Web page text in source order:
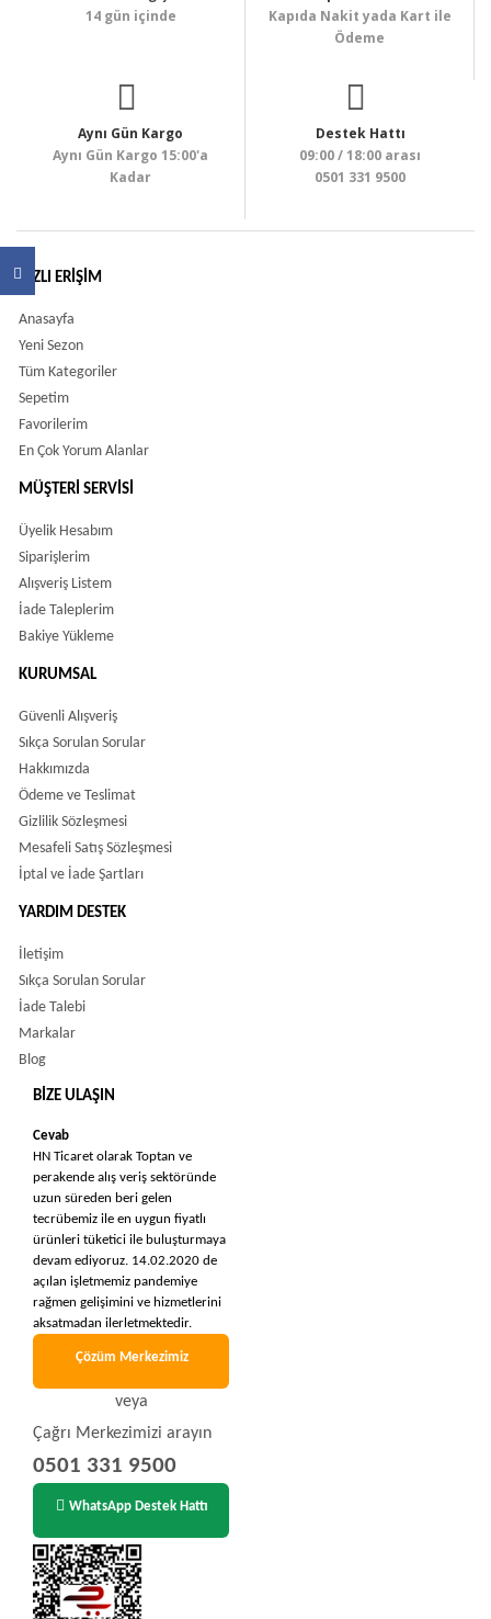
14 gün içinde
Kapıda Nakit yada Kart ile
Ödeme
Aynı Gün Kargo
Aynı Gün Kargo 15:00'a
Kadar
Destek Hattı
09:00 / 18:00 arası
0501 331 9500
HIZLI ERIŞIM
Anasayfa
Yeni Sezon
Tüm Kategoriler
Sepetim
Favorilerim
En Çok Yorum Alanlar
MÜŞTERI SERVISI
Üyelik Hesabım
Siparişlerim
Alışveriş Listem
İade Taleplerim
Bakiye Yükleme
KURUMSAL
Güvenli Alışveriş
Sıkça Sorulan Sorular
Hakkımızda
Ödeme ve Teslimat
Gizlilik Sözleşmesi
Mesafeli Satış Sözleşmesi
İptal ve İade Şartları
YARDIM DESTEK
İletişim
Sıkça Sorulan Sorular
İade Talebi
Markalar
Blog
BIZE ULAŞIN
Cevab
HN Ticaret olarak Toptan ve
perakende alış veriş sektöründe
uzun süreden beri gelen
tecrübemiz ile en uygun fiyatlı
ürünleri tüketici ile buluşturmaya
devam ediyoruz. 14.02.2020 de
açılan işletmemiz pandemiye
rağmen gelişimini ve hizmetlerini
aksatmadan ilerletmektedir.
Çözüm Merkezimiz
veya
Çağrı Merkezimizi arayın
0501 331 9500
WhatsApp Destek Hattı